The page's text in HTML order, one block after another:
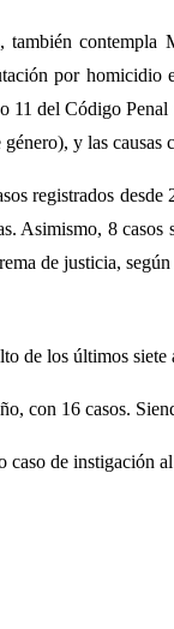
por
del Código
y las causas
registrados
Asimismo, 8
de justicia,
de los últimos
con 16 casos.
de instigación